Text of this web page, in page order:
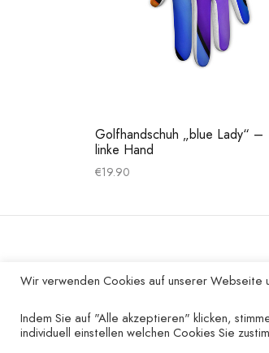
Golfhandschuh „blue Lady“ –
linke Hand
€19.90
UNTERNEHMEN
Kontakt
Impressum
Wir verwenden Cookies auf unserer Webseite
Indem Sie auf "Alle akzeptieren" klicken,
individuell einstellen welchen Cookies Sie